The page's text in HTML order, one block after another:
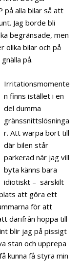
på alla bilar så att
Jag borde bli
begränsade, men
olika bilar och på
på.
Irritationsmomente
n finns istället i en
del dumma
gränssnittslösninga
r. Att warpa bort till
där bilen står
parkerad när jag vill
byta känns bara
idiotiskt – särskilt
att göra ett
för att
därifrån hoppa till
blir jag på pissigt
stan och upprepa
kunna få styra min